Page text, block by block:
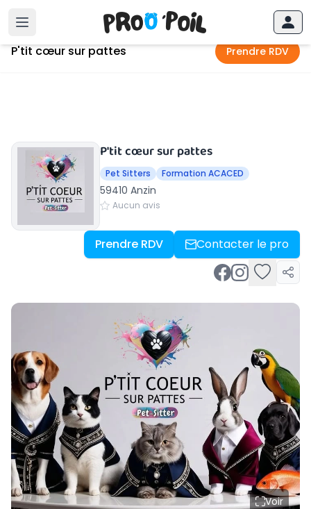
Accueil P'tit cœur sur pattes
P'tit cœur sur pattes Prendre RDV
P'tit cœur sur pattes
Pet Sitters Formation ACACED
59410 Anzin
Aucun avis
Prendre RDV Contacter le pro
Voir